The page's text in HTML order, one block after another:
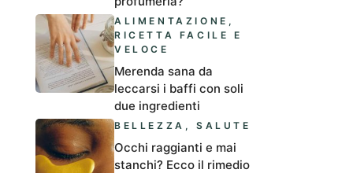
ALIMENTAZIONE ,
RICETTA FACILE E
VELOCE
Merenda sana da
leccarsi i baffi con soli
due ingredienti
BELLEZZA ,SALUTE
Occhi raggianti e mai
stanchi? Ecco il rimedio